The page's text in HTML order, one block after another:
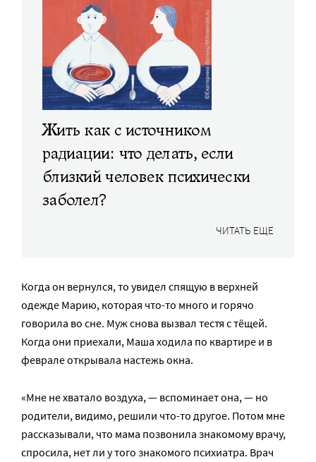
Жить как с источником
радиации: что делать, если
близкий человек психически
заболел?
ЧИТАТЬ ЕЩЕ
Когда он вернулся, то увидел спящую в верхней
одежде Марию, которая что-то много и горячо
говорила во сне. Муж снова вызвал тестя с тёщей.
Когда они приехали, Маша ходила по квартире и в
феврале открывала настежь окна.
«Мне не хватало воздуха, — вспоминает она, — но
родители, видимо, решили что-то другое. Потом мне
рассказывали, что мама позвонила знакомому врачу,
спросила, нет ли у того знакомого психиатра. Врач